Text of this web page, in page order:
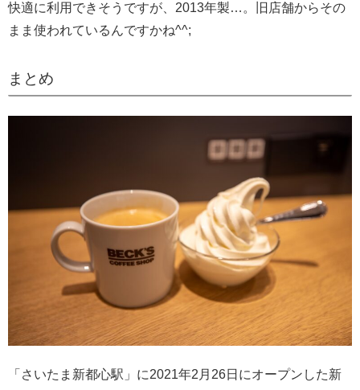
快適に利用できそうですが、2013年製…。旧店舗からその
まま使われているんですかね^^;
まとめ
「さいたま新都心駅」に2021年2月26日にオープンした新